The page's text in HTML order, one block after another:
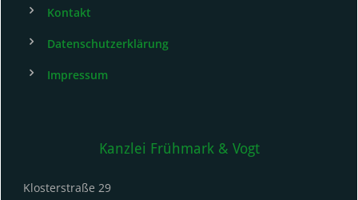
Kontakt
Datenschutzerklärung
Impressum
Kanzlei Frühmark & Vogt
Klosterstraße 29